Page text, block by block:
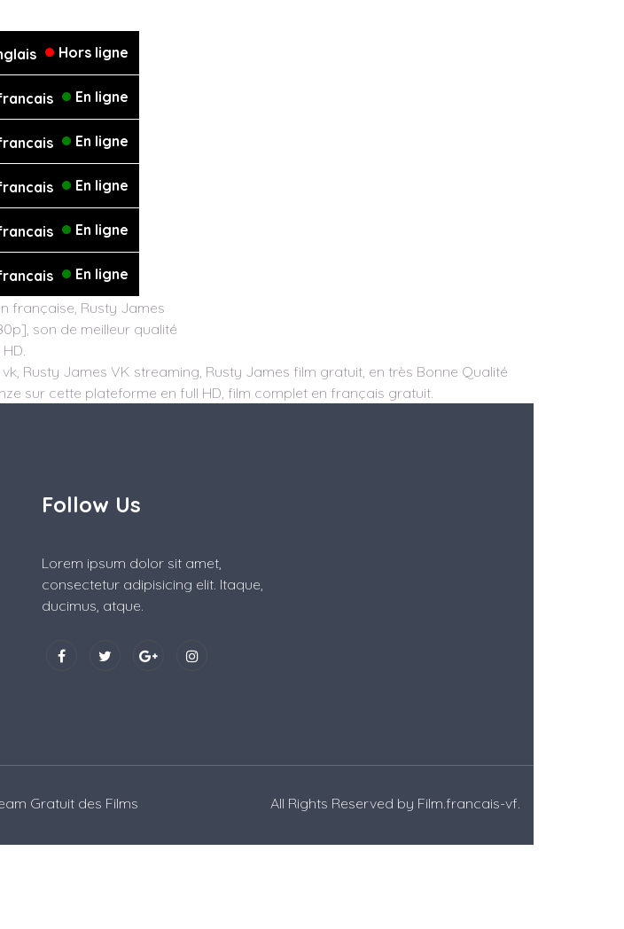
Hors ligne
En ligne
En ligne
En ligne
En ligne
En ligne
française, Rusty James
son de meilleur qualité
Rusty James VK streaming, Rusty James film gratuit, en très Bonne Qualité
sur cette plateforme en full HD, film complet en français gratuit.
Follow Us
Lorem ipsum dolor sit amet,
consectetur adipisicing elit. Itaque,
ducimus, atque.
Gratuit des Films All Rights Reserved by Film.francais-vf.